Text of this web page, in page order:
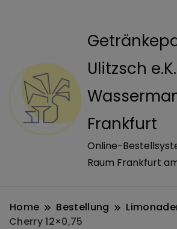
Ulitzsch
Frankfurt
Online-
Raum Frankfurt
Home Bestellung
Cherry 12×0,75